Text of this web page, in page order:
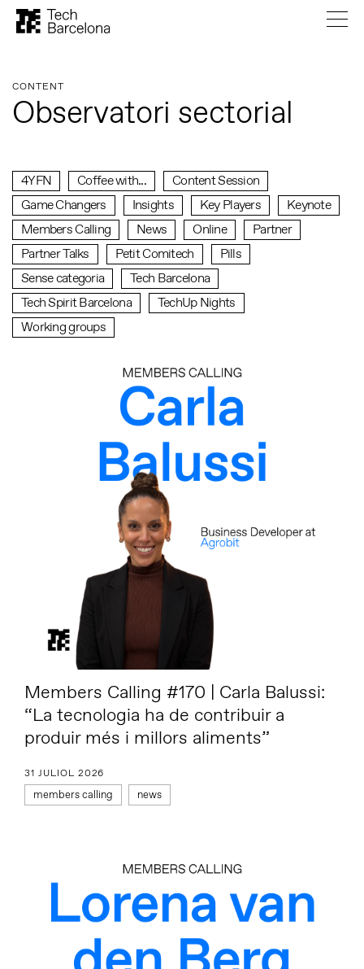
CONTENT
Observatori sectorial
4YFN Coffee with...
Content Session
Game Changers
Insights Key Players
Keynote
Members Calling
News Online
Partner
Partner Talks
Petit Comitech
Pills
Sense categoria
Tech Barcelona
Tech Spirit Barcelona
TechUp Nights
Working groups
Members Calling #170 | Carla Balussi:
“La tecnologia ha de contribuir a
produir més i millors aliments”
31 JULIOL 2026
members calling news